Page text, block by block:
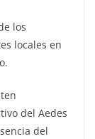
los
locales en
del Aedes
del